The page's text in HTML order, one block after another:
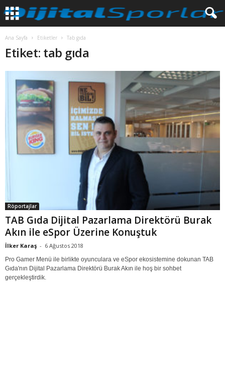
Ana Sayfa Etiketler Tab gıda
Etiket: tab gıda
Röportajlar
TAB Gıda Dijital Pazarlama Direktörü Burak
Akın ile eSpor Üzerine Konuştuk
İlker Karaş - 6 Ağustos 2018
Pro Gamer Menü ile birlikte oyunculara ve eSpor ekosistemine dokunan TAB
Gıda'nın Dijital Pazarlama Direktörü Burak Akın ile hoş bir sohbet
gerçekleştirdik.